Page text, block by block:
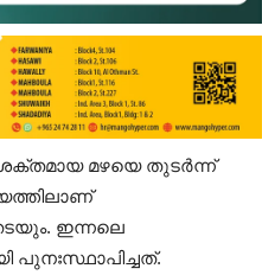
മഴയെ തുടർന്ന്
ഇന്നലെ
പുനഃസ്ഥാപിച്ചത്.